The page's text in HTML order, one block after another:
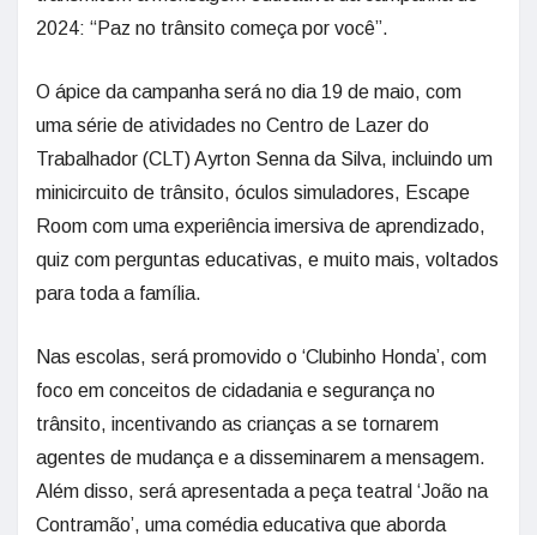
2024: “Paz no trânsito começa por você”.
O ápice da campanha será no dia 19 de maio, com
uma série de atividades no Centro de Lazer do
Trabalhador (CLT) Ayrton Senna da Silva, incluindo um
minicircuito de trânsito, óculos simuladores, Escape
Room com uma experiência imersiva de aprendizado,
quiz com perguntas educativas, e muito mais, voltados
para toda a família.
Nas escolas, será promovido o ‘Clubinho Honda’, com
foco em conceitos de cidadania e segurança no
trânsito, incentivando as crianças a se tornarem
agentes de mudança e a disseminarem a mensagem.
Além disso, será apresentada a peça teatral ‘João na
Contramão’, uma comédia educativa que aborda